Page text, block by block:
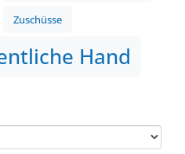
Zuschüsse
Hand